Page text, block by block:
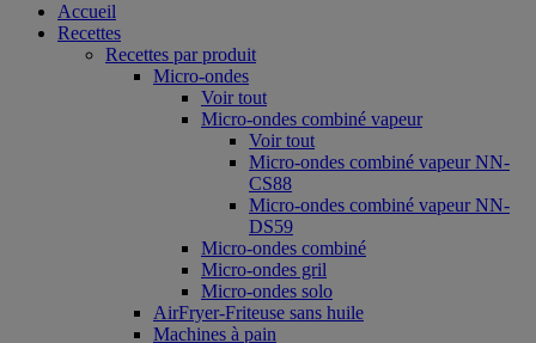
Accueil
Recettes
Recettes par produit
Micro-ondes
Voir tout
Micro-ondes combiné vapeur
Voir tout
Micro-ondes combiné vapeur NN-
CS88
Micro-ondes combiné vapeur NN-
DS59
Micro-ondes combiné
Micro-ondes gril
Micro-ondes solo
AirFryer-Friteuse sans huile
Machines à pain